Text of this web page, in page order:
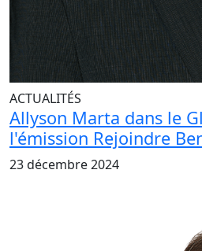
ACTUALITÉS
Allyson Marta dans le
l'émission Rejoindre
23 décembre 2024